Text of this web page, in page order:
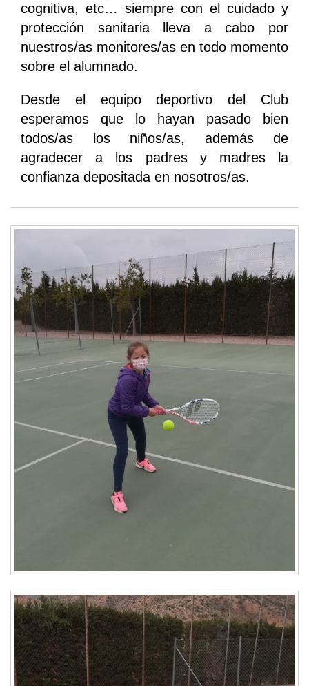
cognitiva, etc… siempre con el cuidado y
protección sanitaria lleva a cabo por
nuestros/as monitores/as en todo momento
sobre el alumnado.
Desde el equipo deportivo del Club
esperamos que lo hayan pasado bien
todos/as los niños/as, además de
agradecer a los padres y madres la
confianza depositada en nosotros/as.